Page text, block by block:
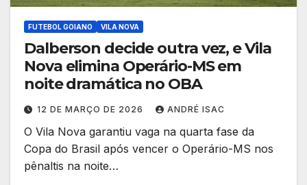
FUTEBOL GOIANO VILA NOVA
Dalberson decide outra vez, e Vila
Nova elimina Operário-MS em
noite dramática no OBA
12 DE MARÇO DE 2026 ANDRÉ ISAC
O Vila Nova garantiu vaga na quarta fase da
Copa do Brasil após vencer o Operário-MS nos
pênaltis na noite…